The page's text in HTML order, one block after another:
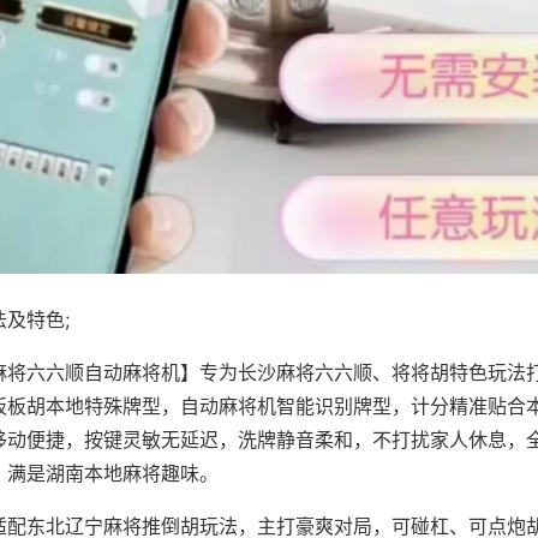
及特色;
将六六顺自动麻将机】专为长沙麻将六六顺、将将胡特色玩法
胡本地特殊牌型，自动麻将机智能识别牌型，计分精准贴合
便捷，按键灵敏无延迟，洗牌静音柔和，不打扰家人休息，
是湖南本地麻将趣味。
配东北辽宁麻将推倒胡玩法，主打豪爽对局，可碰杠、可点炮